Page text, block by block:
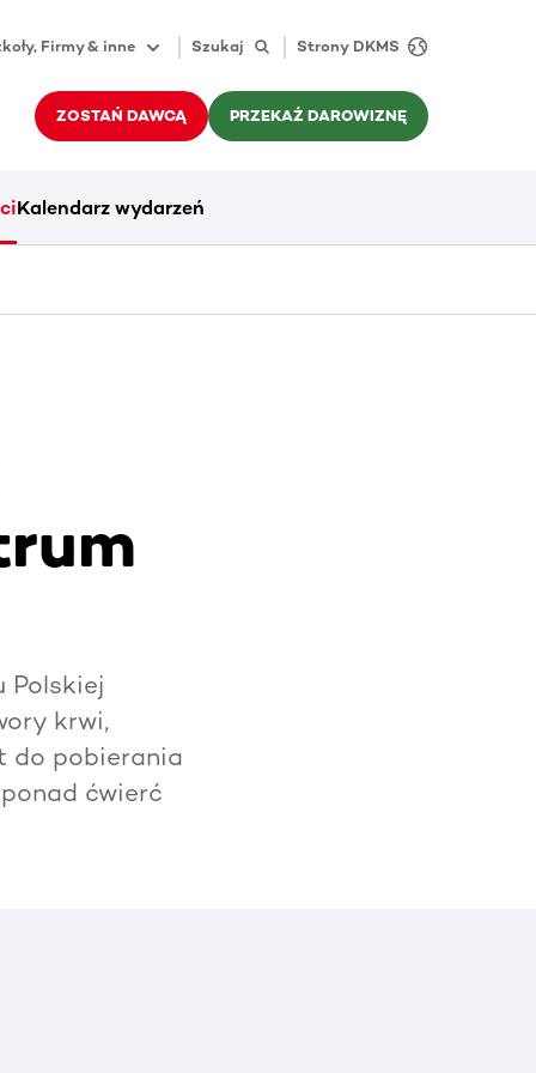
Firmy & inne Szukaj Strony DKMS
ZOSTAŃ DAWCĄ PRZEKAŻ DAROWIZNĘ
Kalendarz wydarzeń
Polskiej
krwi,
do pobierania
ćwierć